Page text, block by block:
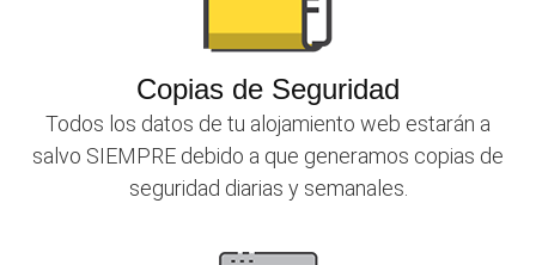
Copias de Seguridad
Todos los datos de tu alojamiento web estarán a
salvo SIEMPRE debido a que generamos copias de
seguridad diarias y semanales.